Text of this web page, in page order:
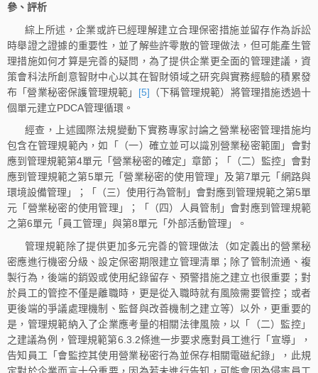
參、評析
綜上所述，企業或許已經理解建立合理保密措施並留存作為訴訟
時舉證之證據的重要性，並了解些許零散的管理做法，但可能產生管
理措施如何才算是完善的疑問，為了提供企業更全面的管理建議，資
策會科法所創意智財中心以其在智財領域之研究與實務經驗的積累發
布「營業秘密保護管理規範」 [5] （下稱管理規範）將管理措施透過十
個單元建立PDCA管理循環。
經查，上述國際法規變動下實務專家討論之營業秘密管理措施均
包含在管理規範內，如「（一）確立並可以識別營業秘密範圍」會對
應到管理規範第4單元「營業秘密的確定」章節；「（二）監控」會對
應到管理規範之第5單元「營業秘密的使用管理」及第7單元「網路與
環境設備管理」；「（三）使用行為管制」會對應到管理規範之第5單
元「營業秘密的使用管理」；「（四）人員管制」會對應到管理規範
之第6單元「員工管理」與第8單元「外部活動管理」。
管理規範除了提供更加多元完善的管理做法（如定義出的營業秘
密應進行機密分級、設定保密期限建立管理清單；除了管制流通、複
製行為，後端的銷毀或使用紀錄留存、預警措施之建立也很重要；對
於員工的管控不僅是離職時，更是從入職時就有風險需要管控；或者
更後端的爭議處理機制、監督與改善機制之建立等）以外，更重要的
是，管理規範納入了企業應考量的相關法律風險，以「（二）監控」
之建議為例，管理規範第6.3.2條進一步要求應對員工進行「宣導」，
告知員工「會監控其使用營業秘密行為並保存相關電磁紀錄」，此規